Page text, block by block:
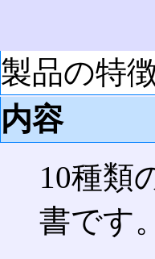
製品の特
内容
10種類
書です。